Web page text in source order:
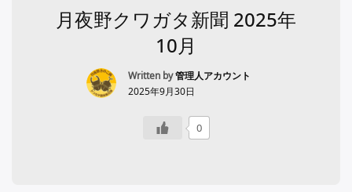
月夜野クワガタ新聞 2025年
10月
Written by管理人アカウント
2025年9月30日
0